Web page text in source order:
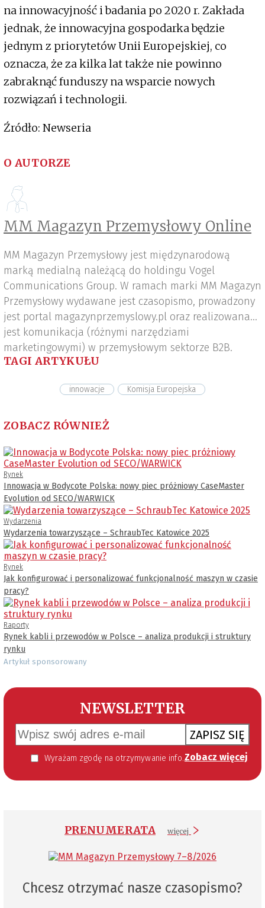
na innowacyjność i badania po 2020 r. Zakłada
jednak, że innowacyjna gospodarka będzie
jednym z priorytetów Unii Europejskiej, co
oznacza, że za kilka lat także nie powinno
zabraknąć funduszy na wsparcie nowych
rozwiązań i technologii.
Źródło: Newseria
O AUTORZE
MM Magazyn Przemysłowy Online
MM Magazyn Przemysłowy jest międzynarodową
marką medialną należącą do holdingu Vogel
Communications Group. W ramach marki MM Magazyn
Przemysłowy wydawane jest czasopismo, prowadzony
jest portal magazynprzemyslowy.pl oraz realizowana
jest komunikacja (różnymi narzędziami
marketingowymi) w przemysłowym sektorze B2B.
TAGI ARTYKUŁU
innowacje Komisja Europejska
ZOBACZ RÓWNIEŻ
Rynek
Innowacja w Bodycote Polska: nowy piec próżniowy CaseMaster
Evolution od SECO/WARWICK
Wydarzenia
Wydarzenia towarzyszące – SchraubTec Katowice 2025
Rynek
Jak konfigurować i personalizować funkcjonalność maszyn w czasie
pracy?
Raporty
Rynek kabli i przewodów w Polsce – analiza produkcji i struktury
rynku
Artykuł sponsorowany
NEWSLETTER
ZAPISZ SIĘ
Wyrażam zgodę na otrzymywanie informacji handlowej kierowanej do mnie za pomocą środków komunikacji elektronicznej w szczególności poczty elektronicznej zgodnie z przepisem art. 10 ust 2 ustawy z dnia 18 lipca 2002 roku o świadczeniu usług drogą elektroniczną (Dz. U. 144 z 2002 r. poz. 1204). Zgoda jest dobrowolna, jednak jej wyrażenie jest konieczne, aby otrzymywać newsletter. Zobacz więcej
PRENUMERATA więcej
Chcesz otrzymać nasze czasopismo?